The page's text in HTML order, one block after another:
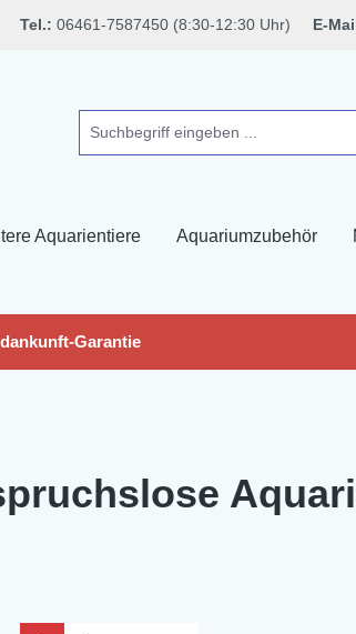
Tel.: 06461-7587450 (8:30-12:30 Uhr) E-
Aquarientiere Aquariumzubehör
Garantie